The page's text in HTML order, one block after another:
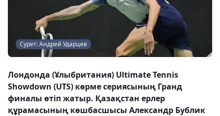
Сурет: Андрей Ударцев
Лондонда (Ұлыбритания) Ultimate Tennis
Showdown (UTS) көрме сериясының Гранд
финалы өтіп жатыр. Қазақстан ерлер
құрамасының көшбасшысы Александр Бублик